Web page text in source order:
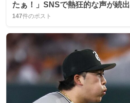
たぁ！」SNSで熱狂的な声が続出
147件のポスト